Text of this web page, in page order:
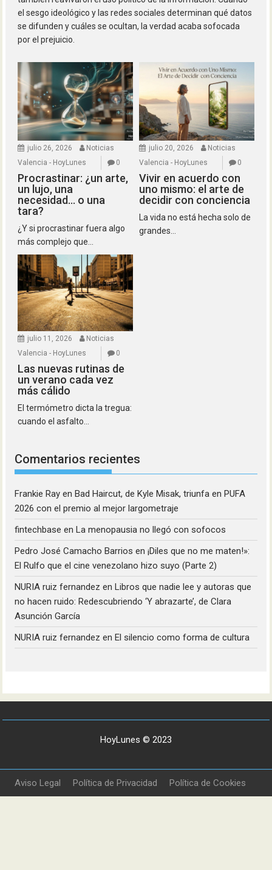
el sesgo ideológico y las redes sociales determinan qué datos
se difunden y cuáles se ocultan, la verdad acaba sofocada
por el prejuicio.
julio 26, 2026
Noticias
Valencia - HoyLunes
0
Procrastinar: ¿un arte,
un lujo, una
necesidad… o una
tara?
¿Y si procrastinar fuera algo
más complejo que...
julio 20, 2026
Noticias
Valencia - HoyLunes
0
Vivir en acuerdo con
uno mismo: el arte de
decidir con conciencia
La vida no está hecha solo de
grandes...
julio 11, 2026
Noticias
Valencia - HoyLunes
0
Las nuevas rutinas de
un verano cada vez
más cálido
El termómetro dicta la tregua:
cuando el asfalto...
Comentarios recientes
Frankie Ray en Bad Haircut, de Kyle Misak, triunfa en PUFA
2026 con el premio al mejor largometraje
fintechbase en La menopausia no llegó con sofocos
Pedro José Camacho Barrios en¡Diles que no me maten!»:
El Rulfo que el cine venezolano hizo suyo (Parte 2)
NURIA ruiz fernandez en Libros que nadie lee y autoras que
no hacen ruido: Redescubriendo ‘Y abrazarte’, de Clara
Asunción García
NURIA ruiz fernandez en El silencio como forma de cultura
HoyLunes © 2023
Aviso Legal Política de Privacidad Política de Cookies